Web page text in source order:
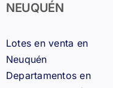
NEUQUÉN
Lotes en venta en
Neuquén
Departamentos en